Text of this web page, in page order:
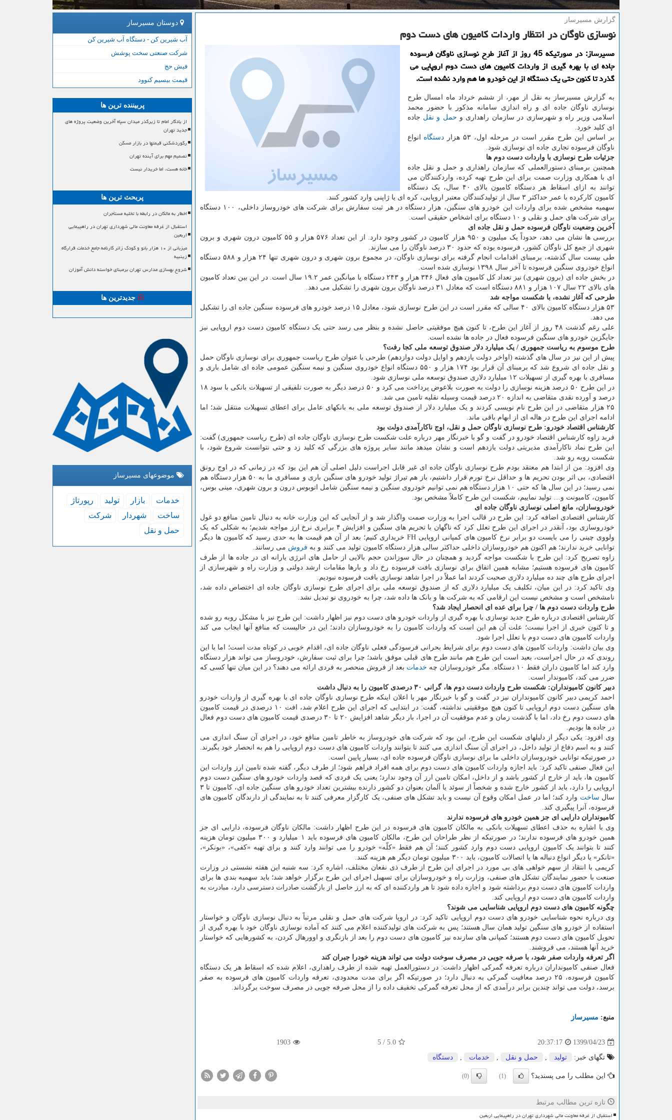
گزارش مسیرساز
نوسازی ناوگان در انتظار واردات كامیون های دست دوم
مسیرساز: در صورتیكه 45 روز از آغاز طرح نوسازی ناوگان فرسوده
جاده ای با بهره گیری از واردات كامیون های دست دوم اروپایی می
گذرد تا كنون حتی یك دستگاه از این خودرو ها هم وارد نشده است.
به گزارش مسیرساز به نقل از مهر، از ششم خرداد ماه امسال طرح
نوسازی ناوگان جاده ای و راه اندازی سامانه مذکور با حضور محمد
اسلامی وزیر راه و شهرسازی در سازمان راهداری و حمل و نقل جاده
ای کلید خورد.
بر اساس این طرح مقرر است در مرحله اول، ۵۳ هزار
دستگاه انواع
ناوگان فرسوده تجاری جاده ای نوسازی شود.
جزئیات طرح نوسازی با واردات دست دوم ها
همچنین برمبنای دستورالعملی که سازمان راهداری و حمل و نقل جاده
ای با همکاری وزارت صمت برای این طرح تهیه کرده، واردکنندگان می
توانند به ازای اسقاط هر دستگاه کامیون بالای ۴۰ سال، یک دستگاه
کامیون کارکرده با عمر حداکثر ۳ سال از تولیدکنندگان معتبر اروپایی، کره ای یا ژاپنی وارد کشور کنند.
سهمیه مشخص شده برای واردات این خودرو های سنگین، هزار دستگاه در هر ثبت سفارش برای شرکت های خودروساز داخلی، ۱۰۰ دستگاه
برای شرکت های حمل و نقلی و ۱۰ دستگاه برای اشخاص حقیقی است.
آخرین وضعیت ناوگان فرسوده حمل و نقل جاده ای
بررسی ها نشان می دهد، حدوداً یک میلیون و ۹۵۰ هزار کامیون در کشور وجود دارد. از این تعداد ۵۷۶ هزار و ۵۵ کامیون درون شهری و برون
شهری از جمع کل ناوگان کشور، فرسوده بوده که حدود ۳۰ درصد ناوگان را می سازند.
طی بیست سال گذشته، برمبنای اقدامات انجام گرفته برای نوسازی ناوگان، در مجموع برون شهری و درون شهری تنها ۲۴ هزار و ۵۸۸ دستگاه
انواع خودروی سنگین فرسوده تا آخر سال ۱۳۹۸ نوسازی شده است.
در بخش جاده ای (برون شهری) نیز تعداد کل کامیون های فعال ۳۴۶ هزار و ۲۴۳ دستگاه با میانگین عمر ۱۹.۲ سال است. در این بین تعداد کامیون
های بالای ۲۲ سال ۱۰۷ هزار و ۸۸۱ دستگاه است که معادل ۳۱ درصد ناوگان برون شهری را تشکیل می دهد.
طرحی که آغاز نشده، با شکست مواجه شد
۵۳ هزار دستگاه کامیون بالای ۴۰ سالی که مقرر است در این طرح نوسازی شود، معادل ۱۵ درصد خودرو های فرسوده سنگین جاده ای را تشکیل
می دهد.
علی رغم گذشت ۴۸ روز از آغاز این طرح، تا کنون هیچ موفقیتی حاصل نشده و بنظر می رسد حتی یک دستگاه کامیون دست دوم اروپایی نیز
جایگزین خودرو های سنگین فرسوده فعال در جاده ها نشده است.
طرح موسوم به ریاست جمهوری / ‏‬یک میلیارد دلار صندوق توسعه ملی کجا رفت؟
پیش از این نیز در سال های گذشته (اواخر دولت یازدهم و اوایل دولت دوازدهم) طرحی با عنوان طرح ریاست جمهوری برای نوسازی ناوگان حمل
و نقل جاده ای شروع شد که برمبنای آن قرار بود ۱۷۴ هزار و ۵۵۰ دستگاه انواع خودروی سنگین و نیمه سنگین عمومی جاده ای شامل باری و
مسافری با بهره گیری از تسهیلات ۱۲ میلیارد دلاری صندوق توسعه ملی نوسازی شود.
در این طرح ۵۰ درصد هزینه نوسازی را دولت به صورت بلاعوض پرداخت می کرد و ۵۰ درصد دیگر به صورت تلفیقی از تسهیلات بانکی با سود ۱۸
درصد و آورده نقدی متقاضی به اندازه ۲۰ درصد قیمت وسیله نقلیه تامین می شد.
۲۵ هزار متقاضی در این طرح نام نویسی کردند و یک میلیارد دلار از صندوق توسعه ملی به بانکهای عامل برای اعطای تسهیلات منتقل شد؛ اما
ادامه اجرای این طرح در هاله ای از ابهام باقی ماند.
کارشناس اقتصاد خودرو: طرح نوسازی ناوگان حمل و نقل، اوج ناکارآمدی دولت بود
فربد زاوه کارشناس اقتصاد خودرو در گفت و گو با خبرنگار مهر درباره علت شکست طرح نوسازی ناوگان جاده ای (طرح ریاست جمهوری) گفت:
این طرح نماد ناکارآمدی مدیریتی دولت یازدهم است و نشان میدهد مانند سایر پروژه های بزرگی که کلید زد و حتی نتوانست شروع شود، با
شکست روبه رو شد.
وی افزود: من از ابتدا هم معتقد بودم طرح نوسازی ناوگان جاده ای غیر قابل اجراست دلیل اصلی آن هم این بود که در زمانی که در اوج رونق
اقتصادی، بی اثر بودن تحریم ها و حداقل نرخ تورم قرار داشتیم، باز هم تیراژ تولید خودرو های سنگین باری و مسافری ما به ۵۰ هزار دستگاه هم
نمی رسید؛ در این سال ها که حتی ۱۰ هزار دستگاه هم نمی توانیم خودروی سنگین و نیمه سنگین شامل اتوبوس درون و برون شهری، مینی بوس،
کامیون، کامیونت و… تولید نماییم، شکست این طرح کاملاً مشخص بود.
خودروسازان، مانع اصلی نوسازی ناوگان جاده ای
کارشناس اقتصادی اضافه کرد: این طرح در قالب اجرا به وزارت صمت واگذار شد و از آنجایی که این وزارت خانه به دنبال تامین منافع دو غول
خودروسازی بود، آنقدر در اجرای این طرح تعلل کرد که ناگهان با تحریم های سنگین و افزایش ۴ برابری نرخ ارز مواجه شدیم؛ به شکلی که یک
ولووی چینی را می بایست دو برابر نرخ کامیون های کمپانی اروپایی FH خریداری کنیم؛ بعد از آن هم قیمت ها به حدی رسید که کامیون ها دیگر
توانایی خرید ندارند؛ هم اکنون هم خودروسازان داخلی حداکثر سالی هزار دستگاه کامیون تولید می کنند و به فروش می رسانند.
زاوه تصریح کرد: این طرح با شکست مواجه گردید و همچنان در حال سوزاندن حجم بالایی از حامل های انرژی یارانه ای در جاده ها از طرف
کامیون های فرسوده هستیم؛ مشابه همین اتفاق برای نوسازی بافت فرسوده رخ داد و بارها مقامات ارشد دولتی و وزارت راه و شهرسازی از
اجرای طرح های چند ده میلیارد دلاری صحبت کردند اما عملاً در اجرا شاهد نوسازی بافت فرسوده نبودیم.
وی تاکید کرد: در این میان، تکلیف یک میلیارد دلاری که از صندوق توسعه ملی برای اجرای طرح نوسازی ناوگان جاده ای اختصاص داده شد،
نامشخص است و مشخص نیست این ارقامی که به شرکت ها و بانک ها داده شد، چرا به خودروی نو تبدیل نشد.
طرح واردات دست دوم ها / چرا برای عده ای انحصار ایجاد شد؟
کارشناس اقتصادی درباره طرح جدید نوسازی با بهره گیری از واردات خودرو های دست دوم نیز اظهار داشت: این طرح نیز با مشکل روبه رو شده
و تا کنون خبری از اجرا نیست؛ علت آن هم این است که واردات کامیون را به خودروسازان دادند؛ این در حالیست که منافع آنها ایجاب می کند
واردات کامیون های دست دوم با تعلل اجرا شود.
وی بیان داشت: واردات کامیون های دست دوم برای شرایط بحرانی فرسودگی فعلی ناوگان جاده ای، اقدام خوبی در کوتاه مدت است؛ اما با این
روندی که در حال اجراست، بعید است این طرح هم مانند طرح های قبلی موفق باشد؛ چرا برای ثبت سفارش، خودروساز می تواند هزار دستگاه
وارد کند اما کامیون داران فقط ۱۰ دستگاه. مگر خودروسازان چه
خدمات بعد از فروش منحصر به فردی ارائه می دهند؟ در این میان تنها کسی که
ضرر می کند، کامیوندار است.
دبیر کانون کامیونداران: شکست طرح واردات دست دوم ها، گرانی ۳۰ درصدی کامیون را به دنبال داشت
احمد کریمی دبیر کانون کامیونداران نیز در گفت و گو با خبرنگار مهر با اعلان اینکه طرح نوسازی ناوگان جاده ای با بهره گیری از واردات خودرو
های سنگین دست دوم اروپایی تا کنون هیچ موفقیتی نداشته، گفت: در ابتدایی که اجرای این طرح اعلام شد، افت ۱۰ درصدی در قیمت کامیون
های دست دوم رخ داد، اما با گذشت زمان و عدم موفقیت آن در اجرا، بار دیگر شاهد افزایش ۲۰ تا ۳۰ درصدی قیمت کامیون های دست دوم فعال
در جاده ها بودیم.
وی افزود: یکی دیگر از دلیلهای شکست این طرح، این بود که شرکت های خودروساز به خاطر تامین منافع خود، در اجرای آن سنگ اندازی می
کنند و به اسم دفاع از تولید داخل، در اجرای آن سنگ اندازی می کنند تا بتوانند واردات کامیون های دست دوم اروپایی را هم به انحصار خود بگیرند.
در صورتیکه توانایی خودروسازان داخلی ما برای نوسازی ناوگان فرسوده جاده ای، بسیار پایین است.
این فعال صنفی تاکید کرد: باید اجازه واردات کامیون های دست دوم برای همه افراد فراهم شود؛ از طرف دیگر، گفته شده تامین ارز واردات این
کامیون ها، باید از خارج از کشور باشد و از داخل، امکان تامین ارز آن وجود ندارد؛ یعنی یک فردی که قصد واردات خودرو های سنگین دست دوم
اروپایی را دارد، باید از کشور خارج شده و شخصاً از سوئد یا آلمان بعنوان دو کشور دارنده بیشترین تعداد خودرو های سنگین جاده ای، کامیون تا ۳
سال ساخت وارد کند؛ اما در عمل امکان وقوع آن نیست و باید تشکل های صنفی، یک کارگزار معرفی کنند تا به نمایندگی از دارندگان کامیون های
فرسوده، آنرا پیگیری کند.
کامیونداران دارایی ای جز همین خودرو های فرسوده ندارند
وی با اشاره به حذف اعطای تسهیلات بانکی به مالکان کامیون های فرسوده در این طرح اظهار داشت: مالکان ناوگان فرسوده، دارایی ای جز
همین خودرو های فرسوده ندارند؛ در صورتیکه از نظر طراحان این طرح، مالکان کامیون های فرسوده باید ۱ میلیارد و ۳۰۰ میلیون تومان هزینه
کنند تا بتوانند یک کامیون اروپایی دست دوم وارد کشور کنند؛ آن هم فقط «کلّه» خودرو را می توانند وارد کنند و برای تهیه «کفی»، «بونکر»،
«تانکر» یا دیگر انواع دنباله ها یا اتصالات کامیون، باید ۳۰۰ میلیون تومان دیگر هم هزینه کنند.
کریمی با انتقاد از سهم خواهی های بی مورد در اجرای این طرح از طرف ذی نفعان مختلف، اشاره کرد: سه شنبه این هفته نشستی در وزارت
صنعت با حضور نمایندگان تشکل های صنفی، وزارت راه و خودروسازان برای تسهیل اجرای این طرح برگزار خواهد شد؛ باید سهمیه بندی ها برای
واردات کامیون های دست دوم برداشته شود و اجازه داده شود تا هر واردکننده ای که به ارز حاصل از بازگشت صادرات دسترسی دارد، مبادرت به
واردات کامیون های دست دوم اروپایی کند.
چگونه کامیون های دست دوم اروپایی شناسایی می شوند؟
وی درباره نحوه شناسایی خودرو های دست دوم اروپایی تاکید کرد: در اروپا شرکت های حمل و نقلی مرتباً به دنبال نوسازی ناوگان و خواستار
استفاده از خودرو های سنگین تولید همان سال هستند؛ پس به شرکت های تولیدکننده اعلام می کنند که آماده نوسازی ناوگان خود با بهره گیری از
تحویل کامیون های دست دوم هستند؛ کمپانی های سازنده نیز کامیون های دست دوم را بعد از بازنگری و اوورهال کردن، به کشورهایی که خواستار
خرید آنها هستند، می فروشند.
اگر تعرفه واردات صفر شود، با صرفه جویی در مصرف سوخت دولت می تواند هزینه خودرا جبران کند
فعال صنفی کامیونداران درباره تعرفه گمرکی اظهار داشت: در دستورالعمل تهیه شده از طرف راهداری، اعلام شده که اسقاط هر یک دستگاه
کامیون فرسوده، ۲۵ درصد معافیت گمرکی به دنبال دارد؛ در صورتیکه اگر برای مدت محدودی، تعرفه واردات کامیون های فرسوده به صفر
برسد، دولت می تواند چندین برابر درآمدی که از محل تعرفه گمرکی تخفیف داده را از محل صرفه جویی در مصرف سوخت برگرداند.
منبع: مسیرساز
1399/04/23
20:37:17
5.0
/
5
1903
تگهای خبر: تولید , حمل و نقل , خدمات , دستگاه
این مطلب را می پسندید؟ (1)
(0)
تازه ترین مطالب مرتبط
استقبال از غرفه معاونت مالی شهرداری تهران در راهپیمایی اربعین
دوستان مسیرساز
آب شیرین کن - دستگاه آب شیرین کن
شرکت صنعتی سخت پوشش
فیش حج
قیمت بیسیم کنوود
پربیننده ترین ها
از یادگار امام تا زیرگذر میدان سپاه آخرین وضعیت پروژه های
جدید تهران
رکوردشکنی قیمتها در بازار مسکن
تصمیم مهم برای آینده تهران
خانه هست، اما خریدار نیست
پربحث ترین ها
اخطار به مالکان در رابطه با تخلیه مستأجران
استقبال از غرفه معاونت مالی شهرداری تهران در راهپیمایی
اربعین
میزبانی از ۱۰ هزار بانو و کودک زائر کارنامه جامع خدمات قرارگاه
زینبیه
شروع بهسازی مدارس تهران برمبنای خواسته دانش آموزان
جدیدترین ها
موضوعهای مسیرساز
خدمات بازار تولید
رپورتاژ
ساخت
شهردار
شركت
حمل و نقل